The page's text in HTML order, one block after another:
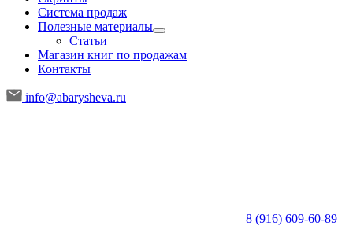
Система продаж
Полезные материалы
Статьи
Магазин книг по продажам
Контакты
info@abarysheva.ru
8 (916) 609-60-89